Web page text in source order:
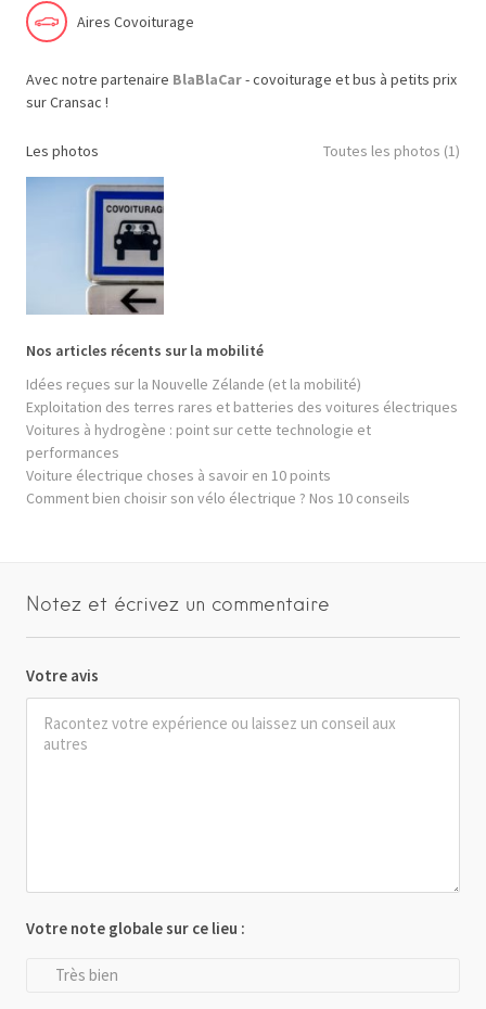
Aires Covoiturage
Avec notre partenaire BlaBlaCar- covoiturage et bus à petits prix
sur Cransac !
Les photos Toutes les photos (1)
Nos articles récents sur la mobilité
Idées reçues sur la Nouvelle Zélande (et la mobilité)
Exploitation des terres rares et batteries des voitures électriques
Voitures à hydrogène : point sur cette technologie et
performances
Voiture électrique choses à savoir en 10 points
Comment bien choisir son vélo électrique ? Nos 10 conseils
Notez et écrivez un commentaire
Votre avis
Votre note globale sur ce lieu :
Très bien